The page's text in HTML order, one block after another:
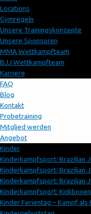
Locations
Gymregeln
Unsere Trainingskonzepte
Unsere Sponsoren
MMA Wettkampfteam
BJJ Wettkampfteam
Karriere
FAQ
Blog
Kontakt
Probetraining
Mitglied werden
Angebot
Kinder
Kinderkampfsport: Brazilian
Kinderkampfsport: Brazilian
Kinderkampfsport: Brazilian
Kinderkampfsport:
Kinder Ferientag – Kampf als